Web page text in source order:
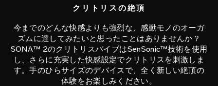
クリトリスの絶頂
今までのどんな快感よりも強烈な、感動モノのオーガ
ズムに達してみたいと思ったことはありませんか？
SONA™ 2のクリトリスバイブはSenSonic™技術を使用
し、さらに充実した快感設定でクリトリスを刺激しま
す。手のひらサイズのデバイスで、全く新しい絶頂の
体験をお楽しみください。